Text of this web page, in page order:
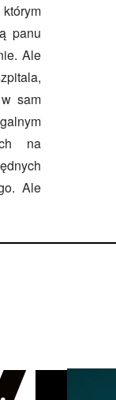
panu
Ale
sam
na
Ale